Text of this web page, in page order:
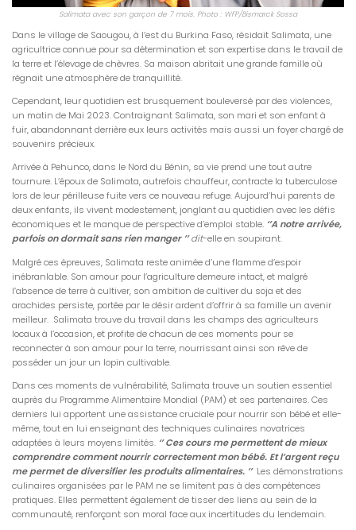
Salimata avec son garçon de 7 mois. Photo : WFP/Bismarck Sossa
Dans le village de Saougou, à l’est du Burkina Faso, résidait Salimata, une
agricultrice connue pour sa détermination et son expertise dans le travail de
la terre et l’élevage de chèvres. Sa maison abritait une grande famille où
régnait une atmosphère de tranquillité.
Cependant, leur quotidien est brusquement bouleversé par des violences,
un matin de Mai 2023. Contraignant Salimata, son mari et son enfant à
fuir, abandonnant derrière eux leurs activités mais aussi un foyer chargé de
souvenirs précieux.
Arrivée à Pehunco, dans le Nord du Bénin, sa vie prend une tout autre
tournure. L’époux de Salimata, autrefois chauffeur, contracte la tuberculose
lors de leur périlleuse fuite vers ce nouveau refuge. Aujourd’hui parents de
deux enfants, ils vivent modestement, jonglant au quotidien avec les défis
économiques et le manque de perspective d’emploi stable. ‘’A notre arrivée,
parfois on dormait sans rien manger ’’dit-elle en soupirant.
Malgré ces épreuves, Salimata reste animée d’une flamme d’espoir
inébranlable. Son amour pour l’agriculture demeure intact, et malgré
l’absence de terre à cultiver, son ambition de cultiver du soja et des
arachides persiste, portée par le désir ardent d’offrir à sa famille un avenir
meilleur. Salimata trouve du travail dans les champs des agriculteurs
locaux à l’occasion, et profite de chacun de ces moments pour se
reconnecter à son amour pour la terre, nourrissant ainsi son rêve de
posséder un jour un lopin cultivable.
Dans ces moments de vulnérabilité, Salimata trouve un soutien essentiel
auprès du Programme Alimentaire Mondial (PAM) et ses partenaires. Ces
derniers lui apportent une assistance cruciale pour nourrir son bébé et elle-
même, tout en lui enseignant des techniques culinaires novatrices
adaptées à leurs moyens limités. ‘’ Ces cours me permettent de mieux
comprendre comment nourrir correctement mon bébé. Et l’argent reçu
me permet de diversifier les produits alimentaires. ’’Les démonstrations
culinaires organisées par le PAM ne se limitent pas à des compétences
pratiques. Elles permettent également de tisser des liens au sein de la
communauté, renforçant son moral face aux incertitudes du lendemain.